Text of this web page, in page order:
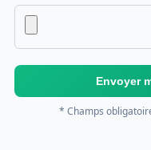
Envoyer
* Champs